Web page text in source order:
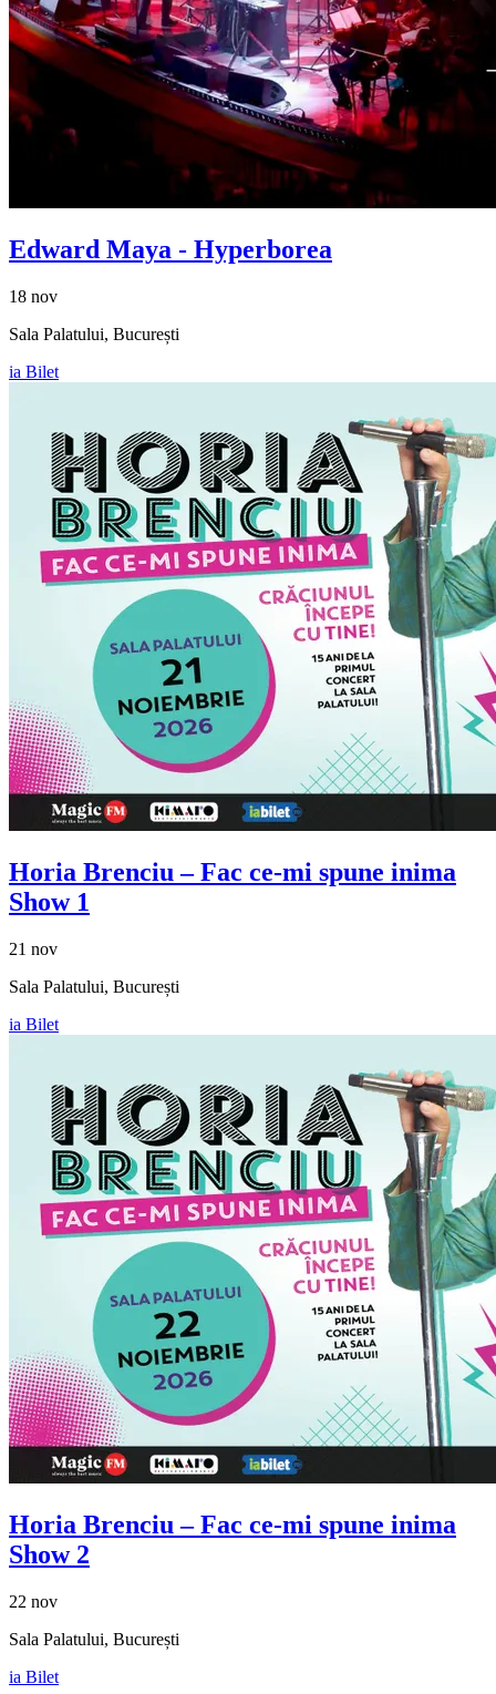
Edward Maya - Hyperborea
18 nov
Sala Palatului, București
ia Bilet
Horia Brenciu – Fac ce-mi spune inima
Show 1
21 nov
Sala Palatului, București
ia Bilet
Horia Brenciu – Fac ce-mi spune inima
Show 2
22 nov
Sala Palatului, București
ia Bilet